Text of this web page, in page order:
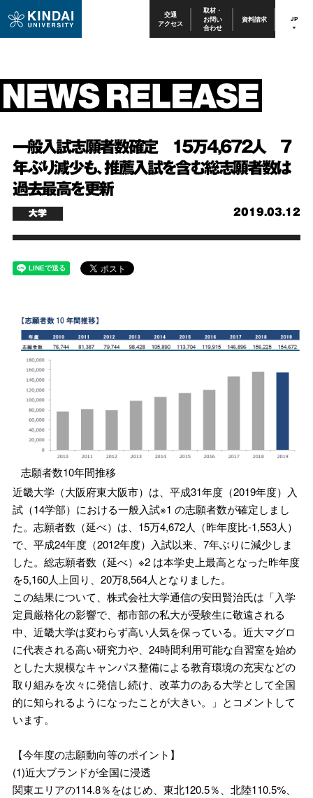
交通
アクセス
取材・
お問い
合わせ
資料請求 JP
一般入試志願者数確定 15万4,672人 7
年ぶり減少も、推薦入試を含む総志願者数は
過去最高を更新
2019.03.12
大学
志願者数10年間推移
近畿大学（大阪府東大阪市）は、平成31年度（2019年度）入
試（14学部）における一般入試※1 の志願者数が確定しまし
た。志願者数（延べ）は、15万4,672人（昨年度比-1,553人）
で、平成24年度（2012年度）入試以来、7年ぶりに減少しま
した。総志願者数（延べ）※2 は本学史上最高となった昨年度
を5,160人上回り、20万8,564人となりました。
この結果について、株式会社大学通信の安田賢治氏は「入学
定員厳格化の影響で、都市部の私大が受験生に敬遠される
中、近畿大学は変わらず高い人気を保っている。近大マグロ
に代表される高い研究力や、24時間利用可能な自習室を始め
とした大規模なキャンパス整備による教育環境の充実などの
取り組みを次々に発信し続け、改革力のある大学として全国
的に知られるようになったことが大きい。」とコメントして
います。
【今年度の志願動向等のポイント】
(1)近大ブランドが全国に浸透
関東エリアの114.8％をはじめ、東北120.5％、北陸110.5%、